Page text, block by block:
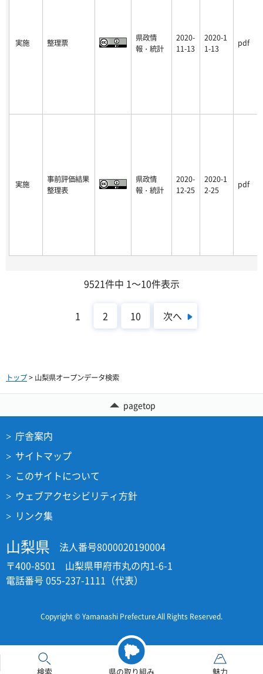
検索 県の取り組み 魅力
実施 整理票
県政情
報・統計
2020-
11-13
2020-1
1-13
pdf
実施
事前評価結果
整理表
県政情
報・統計
2020-
12-25
2020-1
2-25
pdf
9521件中 1～10件表示
1 2 10 次へ
トップ> 山梨県オープンデータ検索
pagetop
庁舎案内
サイトマップ
このサイトについて
ウェブアクセシビリティ方針
リンク集
山梨県
法人番号8000020190004
〒400-8501 山梨県甲府市丸の内1-6-1
電話番号 055-237-1111（代表）
Copyright © Yamanashi Prefecture.All Rights Reserved.